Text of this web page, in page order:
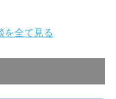
を全て見る